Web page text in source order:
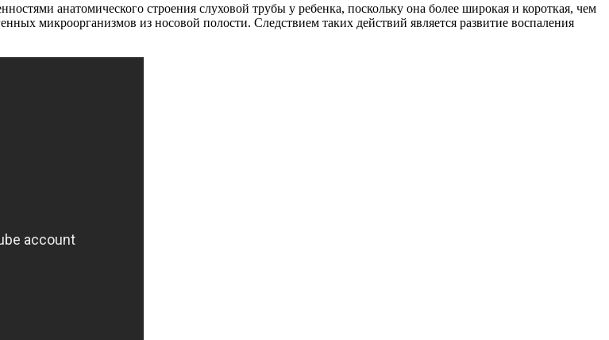
анатомического строения слуховой трубы у ребенка, поскольку она более широкая и короткая, чем
микроорганизмов из носовой полости. Следствием таких действий является развитие воспаления